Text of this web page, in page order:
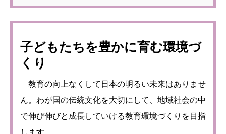
子どもたちを豊かに育む環境づ
くり
教育の向上なくして日本の明るい未来はありませ
ん。わが国の伝統文化を大切にして、地域社会の中
で伸び伸びと成長していける教育環境づくりを目指